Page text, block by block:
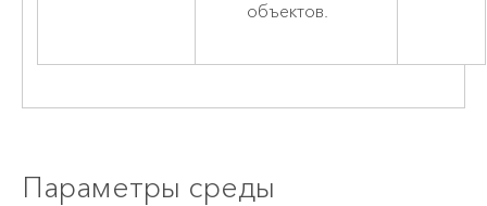
объектов.
Параметры среды